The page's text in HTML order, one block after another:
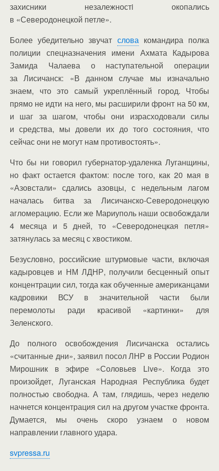
захисники незалежностi окопались
в «Северодонецкой петле».
Более убедительно звучат словакомандира полка
полиции спецназначения имени Ахмата Кадырова
Замида Чалаева о наступательной операции
за Лисичанск: «В данном случае мы изначально
знаем, что это самый укреплённый город. Чтобы
прямо не идти на него, мы расширили фронт на 50 км,
и шаг за шагом, чтобы они израсходовали силы
и средства, мы довели их до того состояния, что
сейчас они не могут нам противостоять».
Что бы ни говорил губернатор-удаленка Луганщины,
но факт остается фактом: после того, как 20 мая в
«Азовстали» сдались азовцы, с недельным лагом
началась битва за Лисичанско-Северодонецкую
агломерацию. Если же Мариуполь наши освобождали
4 месяца и 5 дней, то «Северодонецкая петля»
затянулась за месяц с хвостиком.
Безусловно, российские штурмовые части, включая
кадыровцев и НМ ЛДНР, получили бесценный опыт
концентрации сил, тогда как обученные американцами
кадровики ВСУ в значительной части были
перемолоты ради красивой «картинки» для
Зеленского.
До полного освобождения Лисичанска остались
«считанные дни», заявил посол ЛНР в России Родион
Мирошник в эфире «Соловьев Live». Когда это
произойдет, Луганская Народная Республика будет
полностью свободна. А там, глядишь, через неделю
начнется концентрация сил на другом участке фронта.
Думается, мы очень скоро узнаем о новом
направлении главного удара.
svpressa.ru